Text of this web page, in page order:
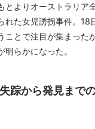
とよりオーストラリア
れた女児誘拐事件。18
ことで注目が集まった
らかになった。
踪から発見までの